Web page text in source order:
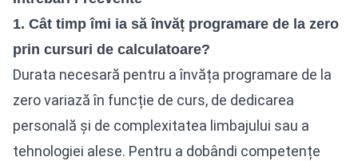
1. Cât timp îmi ia să învăț programare de la zero
prin cursuri de calculatoare?
Durata necesară pentru a învăța programare de la
zero variază în funcție de curs, de dedicarea
personală și de complexitatea limbajului sau a
tehnologiei alese. Pentru a dobândi competențe